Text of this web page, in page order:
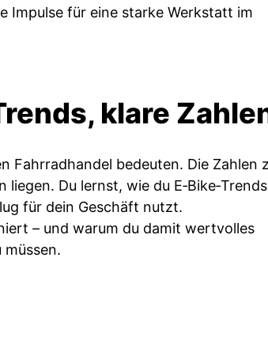
Impulse für eine starke Werkstatt im
klare
Fahrradhandel bedeuten. Die Zahlen
Du lernst, wie du
für dein Geschäft nutzt.
– und warum du damit wertvolles